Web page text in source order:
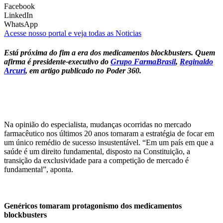
Facebook
LinkedIn
WhatsApp
Acesse nosso portal e veja todas as Noticias
Está próxima do fim a era dos medicamentos blockbusters. Quem
afirma é presidente-executivo do Grupo FarmaBrasil, Reginaldo
Arcuri, em artigo publicado no Poder 360.
Na opinião do especialista, mudanças ocorridas no mercado
farmacêutico nos últimos 20 anos tornaram a estratégia de focar em
um único remédio de sucesso insustentável. “Em um país em que a
saúde é um direito fundamental, disposto na Constituição, a
transição da exclusividade para a competição de mercado é
fundamental”, aponta.
Genéricos tomaram protagonismo dos medicamentos
blockbusters